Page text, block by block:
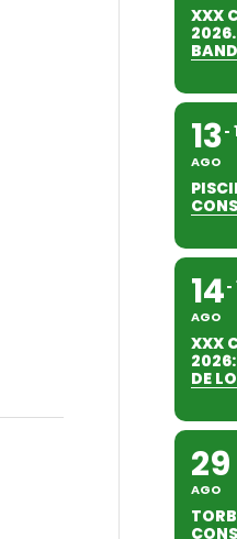
XXX
2026.
13
AGO
14
AGO
XXX
DE
29
AGO